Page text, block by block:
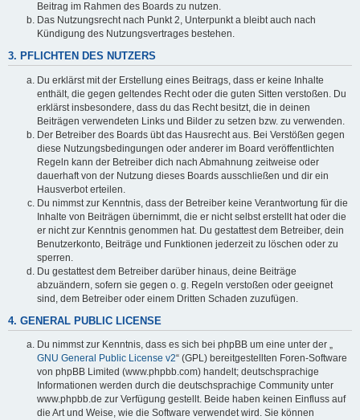
Beitrag im Rahmen des Boards zu nutzen.
Das Nutzungsrecht nach Punkt 2, Unterpunkt a bleibt auch nach
Kündigung des Nutzungsvertrages bestehen.
3. PFLICHTEN DES NUTZERS
Du erklärst mit der Erstellung eines Beitrags, dass er keine Inhalte
enthält, die gegen geltendes Recht oder die guten Sitten verstoßen. Du
erklärst insbesondere, dass du das Recht besitzt, die in deinen
Beiträgen verwendeten Links und Bilder zu setzen bzw. zu verwenden.
Der Betreiber des Boards übt das Hausrecht aus. Bei Verstößen gegen
diese Nutzungsbedingungen oder anderer im Board veröffentlichten
Regeln kann der Betreiber dich nach Abmahnung zeitweise oder
dauerhaft von der Nutzung dieses Boards ausschließen und dir ein
Hausverbot erteilen.
Du nimmst zur Kenntnis, dass der Betreiber keine Verantwortung für die
Inhalte von Beiträgen übernimmt, die er nicht selbst erstellt hat oder die
er nicht zur Kenntnis genommen hat. Du gestattest dem Betreiber, dein
Benutzerkonto, Beiträge und Funktionen jederzeit zu löschen oder zu
sperren.
Du gestattest dem Betreiber darüber hinaus, deine Beiträge
abzuändern, sofern sie gegen o. g. Regeln verstoßen oder geeignet
sind, dem Betreiber oder einem Dritten Schaden zuzufügen.
4. GENERAL PUBLIC LICENSE
Du nimmst zur Kenntnis, dass es sich bei phpBB um eine unter der „
GNU General Public License v2“ (GPL) bereitgestellten Foren-Software
von phpBB Limited (www.phpbb.com) handelt; deutschsprachige
Informationen werden durch die deutschsprachige Community unter
www.phpbb.de zur Verfügung gestellt. Beide haben keinen Einfluss auf
die Art und Weise, wie die Software verwendet wird. Sie können